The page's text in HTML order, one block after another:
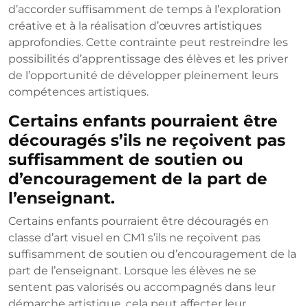
d’accorder suffisamment de temps à l’exploration
créative et à la réalisation d’œuvres artistiques
approfondies. Cette contrainte peut restreindre les
possibilités d’apprentissage des élèves et les priver
de l’opportunité de développer pleinement leurs
compétences artistiques.
Certains enfants pourraient être
découragés s’ils ne reçoivent pas
suffisamment de soutien ou
d’encouragement de la part de
l’enseignant.
Certains enfants pourraient être découragés en
classe d’art visuel en CM1 s’ils ne reçoivent pas
suffisamment de soutien ou d’encouragement de la
part de l’enseignant. Lorsque les élèves ne se
sentent pas valorisés ou accompagnés dans leur